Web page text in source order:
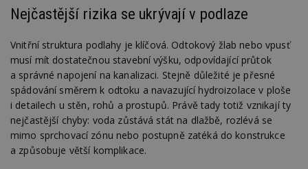
Nejčastější rizika se ukrývají v podlaze
Vnitřní struktura podlahy je klíčová. Odtokový žlab nebo vpusť
musí mít dostatečnou stavební výšku, odpovídající průtok
a správné napojení na kanalizaci. Stejně důležité je přesné
spádování směrem k odtoku a navazující hydroizolace v ploše
i detailech u stěn, rohů a prostupů. Právě tady totiž vznikají ty
nejčastější chyby: voda zůstává stát na dlažbě, rozlévá se
mimo sprchovací zónu nebo postupně zatéká do konstrukce
a způsobuje větší komplikace.